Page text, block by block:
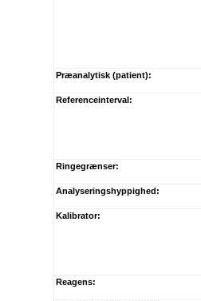
Præanalytisk (patient):
Referenceinterval:
Ringegrænser:
Analyseringshyppighed:
Kalibrator:
Reagens: